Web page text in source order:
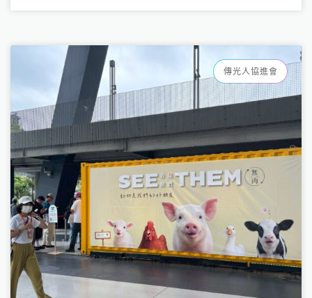
傳光人協進會